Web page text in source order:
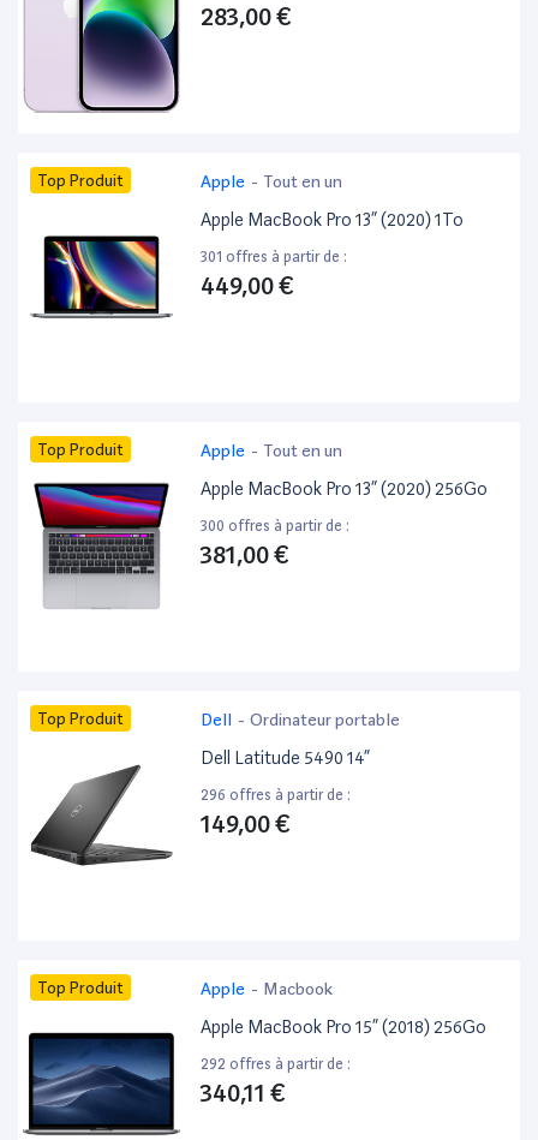
283,00 €
Top Produit Apple - Tout en un
Apple MacBook Pro 13” (2020) 1To
301 offres à partir de :
449,00 €
Top Produit Apple - Tout en un
Apple MacBook Pro 13” (2020) 256Go
300 offres à partir de :
381,00 €
Top Produit Dell - Ordinateur portable
Dell Latitude 5490 14”
296 offres à partir de :
149,00 €
Top Produit Apple - Macbook
Apple MacBook Pro 15” (2018) 256Go
292 offres à partir de :
340,11 €